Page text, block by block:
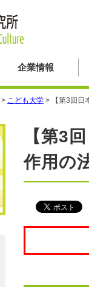
企業情報
> こども大学 > 【第3回
【第3
作用の